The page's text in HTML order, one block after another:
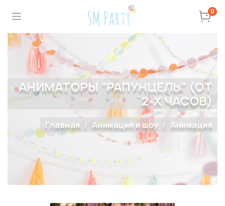
0
АНИМАТОРЫ "РАПУНЦЕЛЬ" (ОТ
2-Х ЧАСОВ)
Главная Анимация и шоу Анимация